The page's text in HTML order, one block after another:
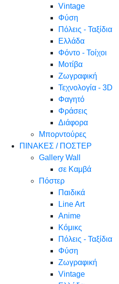
Vintage
Φύση
Πόλεις - Ταξίδια
Ελλάδα
Φόντο - Τοίχοι
Μοτίβα
Ζωγραφική
Τεχνολογία - 3D
Φαγητό
Φράσεις
Διάφορα
Μπορντούρες
ΠΙΝΑΚΕΣ / ΠΟΣΤΕΡ
Gallery Wall
σε Καμβά
Πόστερ
Παιδικά
Line Art
Anime
Κόμικς
Πόλεις - Ταξίδια
Φύση
Ζωγραφική
Vintage